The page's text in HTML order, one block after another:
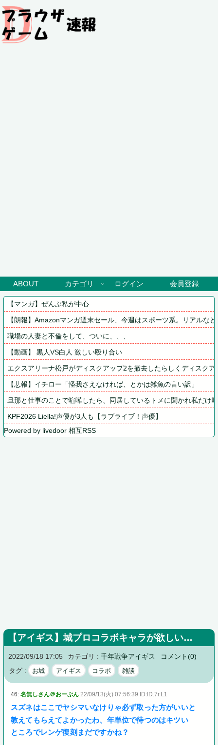
ABOUT カテゴリ ログイン 会員登録
【マンガ】ぜんぶ私が中心
【朗報】Amazonマンガ週末セール、今週はスポーツ系。リアルな
職場の人妻と不倫をして、ついに、、、
【動画】 黒人VS白人 激しい殴り合い
エクスアリーナ松戸がディスクアップ2を撤去したらしくディスク
【悲報】イチロー「怪我さえなければ、とかは雑魚の言い訳」
旦那と仕事のことで喧嘩したら、同居しているトメに聞かれ私だけ
KPF2026 Liella!声優が3人も【ラブライブ！声優】
Powered by livedoor 相互RSS
【アイギス】城プロコラボキャラが欲しい…
2022/09/18 17:05 カテゴリ :千年戦争アイギス
コメント(0)
タグ :
お城 アイギス コラボ 雑談
46:名無しさん＠おーぷん 22/09/13(火) 07:56:39 ID:ID.7r.L1
スズネはここでヤシマいなけりゃ必ず取った方がいいと
教えてもらえてよかったわ、年単位で待つのはキツい
ところでレンゲ復刻まだですかね？